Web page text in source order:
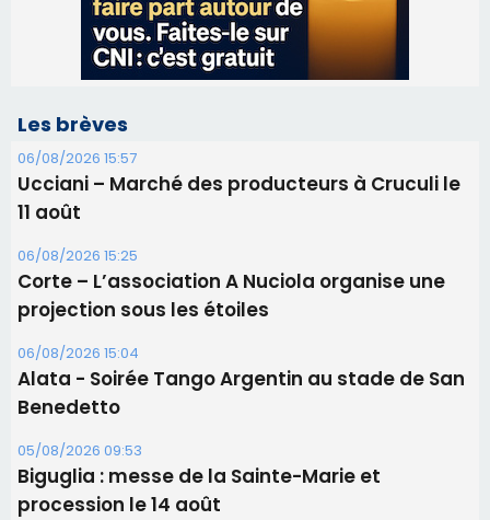
Les brèves
06/08/2026 15:57
Ucciani – Marché des producteurs à Cruculi le
11 août
06/08/2026 15:25
Corte – L’association A Nuciola organise une
projection sous les étoiles
06/08/2026 15:04
Alata - Soirée Tango Argentin au stade de San
Benedetto
05/08/2026 09:53
Biguglia : messe de la Sainte-Marie et
procession le 14 août